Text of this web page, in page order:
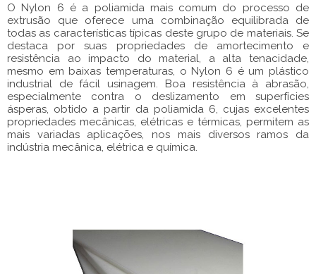
O Nylon 6 é a poliamida mais comum do processo de
extrusão que oferece uma combinação equilibrada de
todas as características típicas deste grupo de materiais. Se
destaca por suas propriedades de amortecimento e
resistência ao impacto do material, a alta tenacidade,
mesmo em baixas temperaturas, o Nylon 6 é um plástico
industrial de fácil usinagem. Boa resistência à abrasão,
especialmente contra o deslizamento em superfícies
ásperas, obtido a partir da poliamida 6, cujas excelentes
propriedades mecânicas, elétricas e térmicas, permitem as
mais variadas aplicações, nos mais diversos ramos da
indústria mecânica, elétrica e química.